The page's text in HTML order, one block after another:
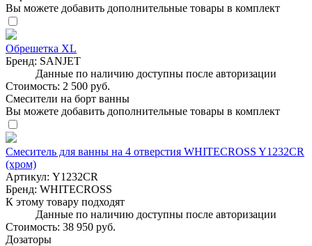
Вы можете добавить дополнительные товары в комплект
Обрешетка XL
Бренд: SANJET
Данные по наличию доступны после авторизации
Стоимость: 2 500 руб.
Смесители на борт ванны
Вы можете добавить дополнительные товары в комплект
Смеситель для ванны на 4 отверстия WHITECROSS Y1232CR
(хром)
Артикул: Y1232CR
Бренд: WHITECROSS
К этому товару подходят
Данные по наличию доступны после авторизации
Стоимость: 38 950 руб.
Дозаторы